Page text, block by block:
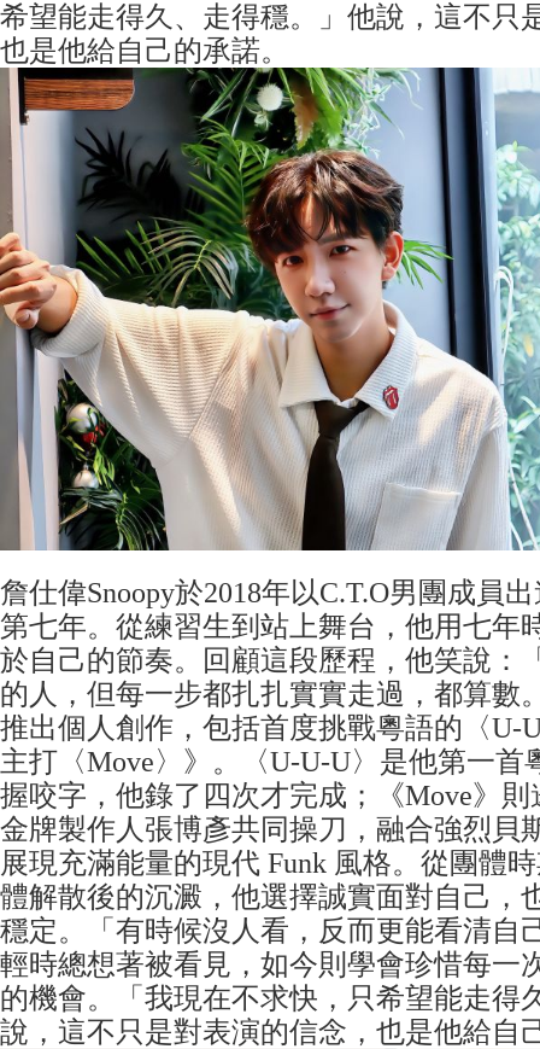
希望能走得久、走得穩。」他說，這不只
也是他給自己的承諾。
詹仕偉Snoopy於2018年以C.T.O男團成員
第七年。從練習生到站上舞台，他用七年
於自己的節奏。回顧這段歷程，他笑說：
的人，但每一步都扎扎實實走過，都算數
推出個人創作，包括首度挑戰粵語的〈U-
主打〈Move〉》。〈U-U-U〉是他第一首
握咬字，他錄了四次才完成；《Move》則
金牌製作人張博彥共同操刀，融合強烈貝
展現充滿能量的現代 Funk 風格。從團體
體解散後的沉澱，他選擇誠實面對自己，
穩定。「有時候沒人看，反而更能看清自
輕時總想著被看見，如今則學會珍惜每一
的機會。「我現在不求快，只希望能走得
說，這不只是對表演的信念，也是他給自